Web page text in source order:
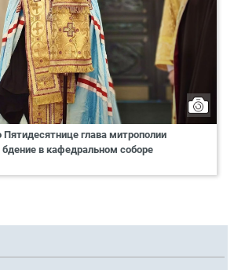
глава митрополии
в кафедральном соборе